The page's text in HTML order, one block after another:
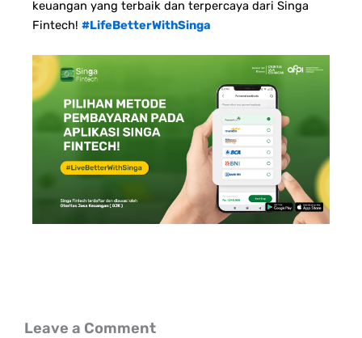
keuangan yang terbaik dan terpercaya dari Singa
Fintech! #LifeBetterWithSinga
Leave a Comment